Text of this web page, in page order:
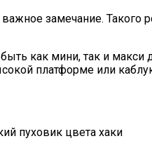
важное замечание.
как мини, так и
платформе или
пуховик цвета хаки